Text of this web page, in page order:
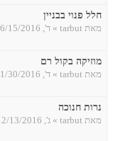
חלל פנוי בבניין
מאת tarbut » ד', 06/15/2016 - 08:40
מוזיקה בקול רם
מאת tarbut » ד', 11/30/2016 - 08:33
נרות חנוכה
מאת tarbut » ג', 12/13/2016 - 13:55